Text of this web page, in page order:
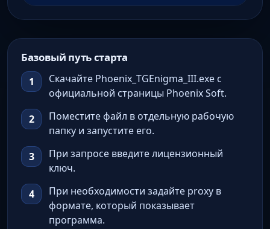
Базовый путь старта
Скачайте Phoenix_TGEnigma_III.exe с
официальной страницы Phoenix Soft.
Поместите файл в отдельную рабочую
папку и запустите его.
При запросе введите лицензионный
ключ.
При необходимости задайте proxy в
формате, который показывает
программа.